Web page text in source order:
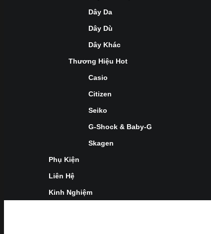
Dây Da
Dây Dù
Dây Khác
Thương Hiệu Hot
Casio
Citizen
Seiko
G-Shock & Baby-G
Skagen
Phụ Kiện
Liên Hệ
Kinh Nghiệm